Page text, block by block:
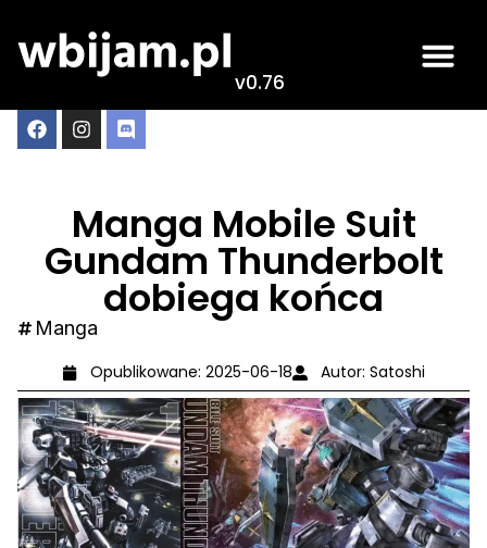
v0.76
Manga Mobile Suit
Gundam Thunderbolt
dobiega końca
Manga
Opublikowane: 2025-06-18 Autor: Satoshi